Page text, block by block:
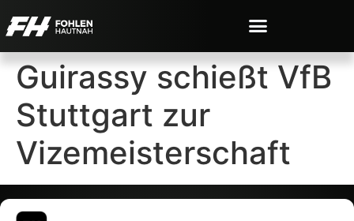
Guirassy schießt VfB
Stuttgart zur
Vizemeisterschaft